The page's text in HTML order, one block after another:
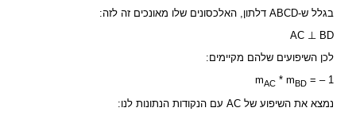
בגלל ש-ABCD דלתון, האלכסונים שלו מאונכים זה לזה:
AC ⊥ BD
לכן השיפועים שלהם מקיימים:
mAC * mBD = – 1
נמצא את השיפוע של AC עם הנקודות הנתונות לנו: